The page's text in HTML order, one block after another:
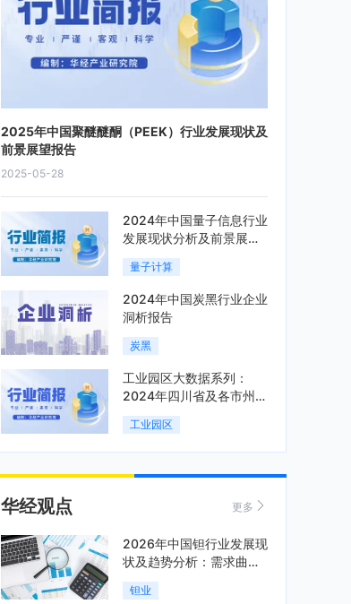
2025年中国聚醚醚酮（PEEK）行业发展现状及
前景展望报告
2025-05-28
2024年中国量子信息行业
发展现状分析及前景展望
报告
量子计算
2024年中国炭黑行业企业
洞析报告
炭黑
工业园区大数据系列：
2024年四川省及各市州工
业园区全景洞析报告
工业园区
华经观点 更多
2026年中国钽行业发展现
状及趋势分析：需求曲线
陡峭与供给曲线平缓的博
弈加剧「图」
钽业